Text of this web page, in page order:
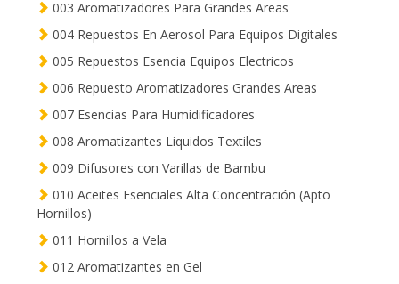
003 Aromatizadores Para Grandes Areas
004 Repuestos En Aerosol Para Equipos Digitales
005 Repuestos Esencia Equipos Electricos
006 Repuesto Aromatizadores Grandes Areas
007 Esencias Para Humidificadores
008 Aromatizantes Liquidos Textiles
009 Difusores con Varillas de Bambu
010 Aceites Esenciales Alta Concentración (Apto
Hornillos)
011 Hornillos a Vela
012 Aromatizantes en Gel